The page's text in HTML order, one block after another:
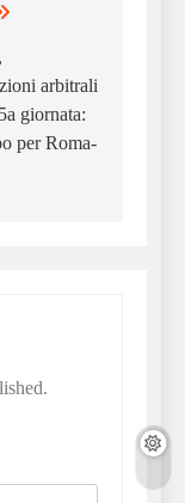
arbitrali
giornata:
per Roma-